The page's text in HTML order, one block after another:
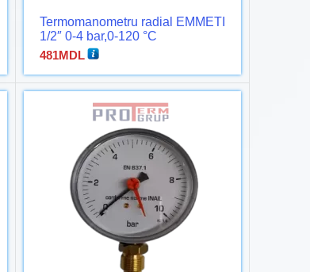
Termomanometru radial EMMETI
1/2″ 0-4 bar,0-120 °C
481MDL